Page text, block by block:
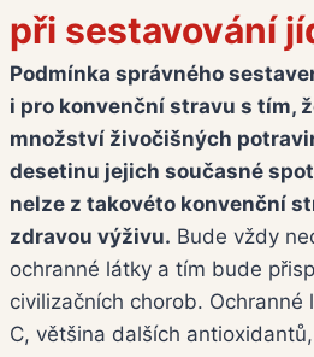
při sestavování
Podmínka správného
i pro konvenční stravu s tím,
množství živočišných
desetinu jejich současné
nelze z takovéto konvenční
zdravou výživu. Bude vždy
ochranné látky a tím bude
civilizačních chorob. Ochranné
C, většina dalších